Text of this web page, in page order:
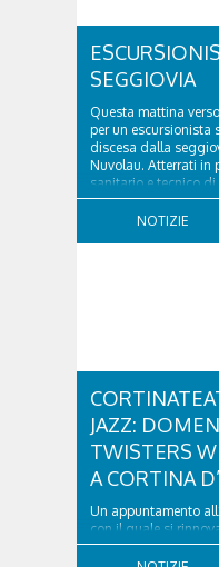
SEGGIOVIA
Questa mattina
per un escursionista
discesa dalla
Nuvolau. Atterrati in
sanitario e tecnico
raggiunto il 74enne
NOTIZIE
JAZZ:
TWISTERS
A CORTINA
Un appuntamento
con il quale si
collaudata, quella